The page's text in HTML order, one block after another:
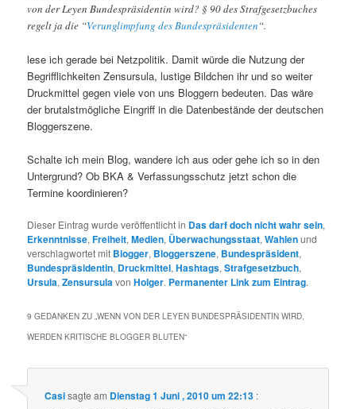
von der Leyen Bundespräsidentin wird? § 90 des Strafgesetzbuches
regelt ja die “Verunglimpfung des Bundespräsidenten“.
lese ich gerade bei Netzpolitik. Damit würde die Nutzung der
Begrifflichkeiten Zensursula, lustige Bildchen ihr und so weiter
Druckmittel gegen viele von uns Bloggern bedeuten. Das wäre
der brutalstmögliche Eingriff in die Datenbestände der deutschen
Bloggerszene.
Schalte ich mein Blog, wandere ich aus oder gehe ich so in den
Untergrund? Ob BKA & Verfassungsschutz jetzt schon die
Termine koordinieren?
Dieser Eintrag wurde veröffentlicht in Das darf doch nicht wahr sein,
Erkenntnisse,Freiheit,Medien, Überwachungsstaat,Wahlenund
verschlagwortet mit Blogger, Bloggerszene, Bundespräsident,
Bundespräsidentin, Druckmittel,Hashtags,Strafgesetzbuch,
Ursula,ZensursulavonHolger. Permanenter Link zum Eintrag.
9 GEDANKEN ZU „WENN VON DER LEYEN BUNDESPRÄSIDENTIN WIRD,
WERDEN KRITISCHE BLOGGER BLUTEN“
Casisagte am Dienstag 1 Juni , 2010 um 22:13 :